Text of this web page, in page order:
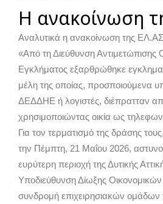
Η ανακοίνωση
Αναλυτικά η ανακοίνωση της
«Από τη Διεύθυνση
Εγκλήματος εξαρθρώθηκε
μέλη της οποίας, προσποιούμενα
ΔΕΔΔΗΕ ή λογιστές, διέπρατταν
χρησιμοποιώντας οικία ως
Για τον τερματισμό της δράσης
την Πέμπτη, 21 Μαΐου 2026,
ευρύτερη περιοχή της Δυτικής
Υποδιεύθυνση Δίωξης
συνδρομή επιχειρησιακών ομάδων